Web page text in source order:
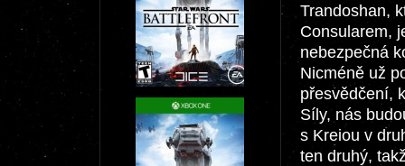
Trandoshan,
Consularem,
nebezpečná
Nicméně už
přesvědčení,
Síly, nás
s Kreiou v
ten druhý,